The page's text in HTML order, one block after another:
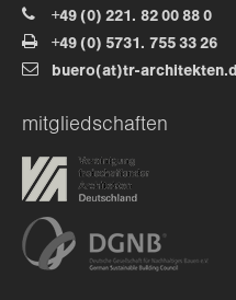
sociis natoque penatibus
montes, nascetur
ultricies nec.
+49 (0) 221. 82 00 88 0
+49 (0) 5731. 755 33 26
buero(at)tr-
mitgliedschaften